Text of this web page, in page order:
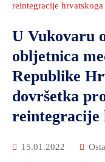
reintegracije
U Vukovaru
obljetnica
Republike
dovršetka
reintegracije
15.01.2022